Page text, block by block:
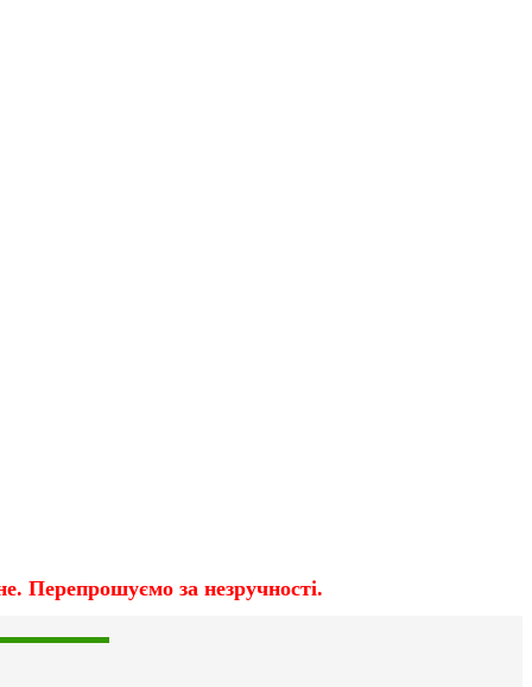
Перепрошуємо за незручності.